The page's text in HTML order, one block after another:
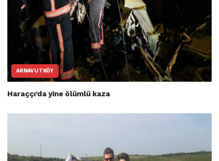
ARNAVUTKÖY
Haraççı’da yine ölümlü kaza